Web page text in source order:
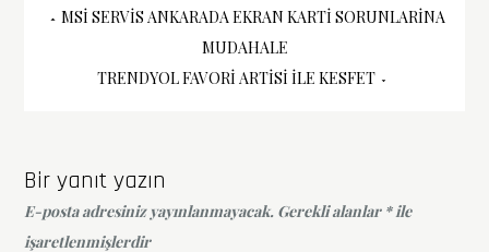
Yazı
gezinmesi
MSI SERVIS ANKARADA EKRAN KARTI SORUNLARINA
MUDAHALE
TRENDYOL FAVORI ARTISI İLE KESFET
Bir yanıt yazın
E-posta adresiniz yayınlanmayacak. Gerekli alanlar *ile
işaretlenmişlerdir